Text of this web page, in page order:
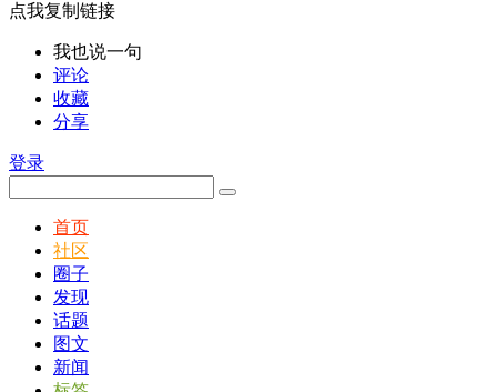
点我复制链接
我也说一句
评论
收藏
分享
登录
首页
社区
圈子
发现
话题
图文
新闻